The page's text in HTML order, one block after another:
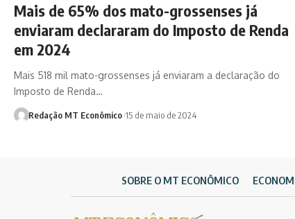
Mais de 65% dos mato-grossenses já
enviaram declararam do Imposto de Renda
em 2024
Mais 518 mil mato-grossenses já enviaram a declaração do
Imposto de Renda…
Redação MT Econômico 15 de maio de 2024
SOBRE O MT ECONÔMICO